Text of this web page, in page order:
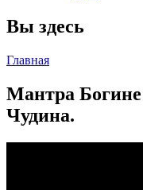
Вы здесь
Главная
Мантра
Чудина.